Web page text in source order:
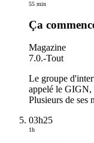
55 min
Ça
Magazine
7.0.-Tout
Le groupe
appelé le GIGN,
Plusieurs de ses
03h25
1h